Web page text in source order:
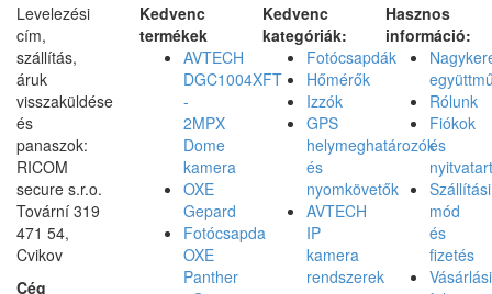
Levelezési
cím,
szállítás,
áruk
visszaküldése
és
panaszok:
RICOM
secure s.r.o.
Tovární 319
471 54,
Cvikov
Cég
Kedvenc
termékek
AVTECH
DGC1004XFT
-
2MPX
Dome
kamera
OXE
Gepard
Fotócsapda
OXE
Panther
Kedvenc
kategóriák:
Fotócsapdák
Hőmérők
Izzók
GPS
helymeghatározók
és
nyomkövetők
AVTECH
IP
kamera
rendszerek
Hasznos
információ:
Rólunk
Fiókok
és
Szállítási
mód
és
fizetés
Vásárlási